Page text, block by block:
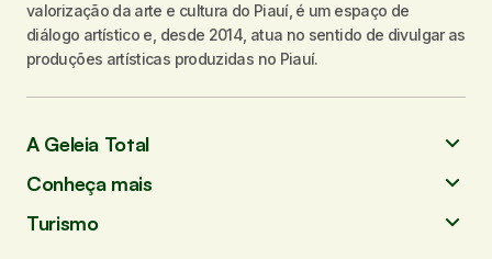
valorização da arte e cultura do Piauí, é um espaço de
diálogo artístico e, desde 2014, atua no sentido de divulgar as
produções artísticas produzidas no Piauí.
A Geleia Total
Conheça mais
Turismo